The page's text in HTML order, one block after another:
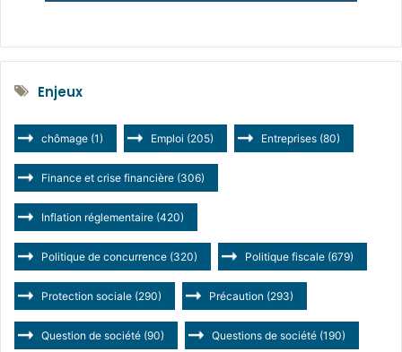
Enjeux
chômage (1) Emploi (205) Entreprises (80)
Finance et crise financière (306)
Inflation réglementaire (420)
Politique de concurrence (320) Politique fiscale (679)
Protection sociale (290) Précaution (293)
Question de société (90) Questions de société (190)